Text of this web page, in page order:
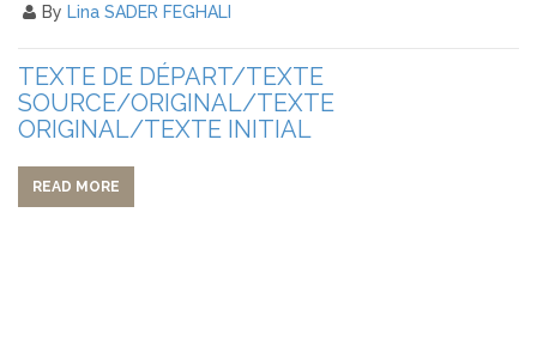
By Lina SADER FEGHALI
TEXTE DE DÉPART/TEXTE
SOURCE/ORIGINAL/TEXTE
ORIGINAL/TEXTE INITIAL
READ MORE